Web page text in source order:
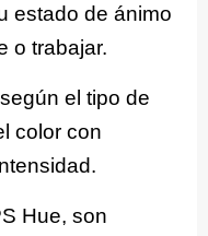
estado de ánimo
o trabajar.
el tipo de
color con
Hue, son